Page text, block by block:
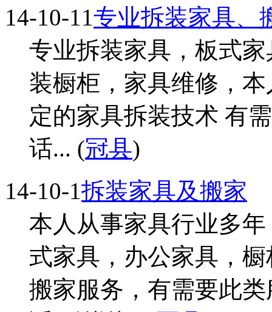
14-10-11专业拆装家具、
专业拆装家具，板式
装橱柜，家具维修，
定的家具拆装技术 有
话... (冠县)
14-10-1拆装家具及搬家
本人从事家具行业多
式家具，办公家具，
搬家服务，有需要此